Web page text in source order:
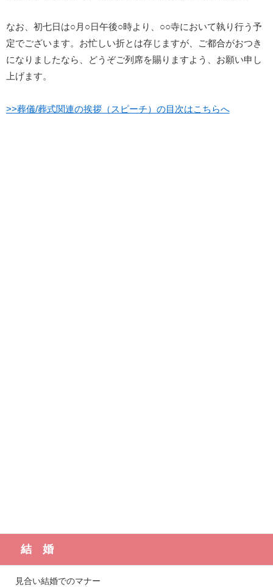
なお、初七日は○月○日午後○時より、○○寺において執り行う予
定でございます。お忙しい折とは存じますが、ご都合がおつき
になりましたなら、どうぞご列席を賜りますよう、お願い申し
上げます。
>>葬儀/葬式関連の挨拶（スピーチ）の目次はこちらへ
結 婚
見合い結婚でのマナー